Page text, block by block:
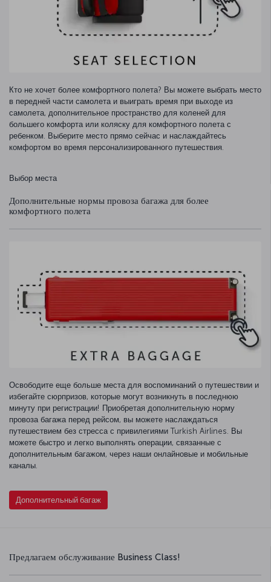
Кто не хочет более комфортного полета? Вы можете выбрать место
в передней части самолета и выиграть время при выходе из
самолета, дополнительное пространство для коленей для
большего комфорта или коляску для комфортного полета с
ребенком. Выберите место прямо сейчас и наслаждайтесь
комфортом во время персонализированного путешествия.
Выбор места
Дополнительные нормы провоза багажа для более
комфортного полета
Освободите еще больше места для воспоминаний о путешествии и
избегайте сюрпризов, которые могут возникнуть в последнюю
минуту при регистрации! Приобретая дополнительную норму
провоза багажа перед рейсом, вы можете наслаждаться
путешествием без стресса с привилегиями Turkish Airlines. Вы
можете быстро и легко выполнять операции, связанные с
дополнительным багажом, через наши онлайновые и мобильные
каналы.
Дополнительный багаж
Предлагаем обслуживание Business Class!